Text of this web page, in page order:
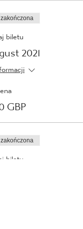
biletu
2021
GBP
biletu